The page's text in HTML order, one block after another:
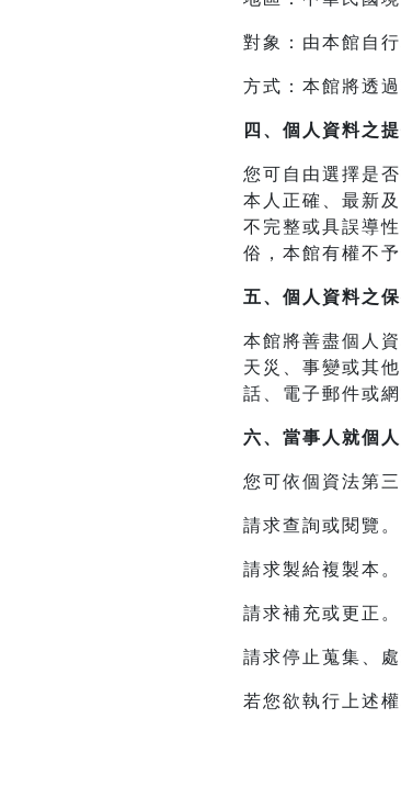
對象：由本館自行
方式：本館將透
四、 個人資料之
您可自由選擇是
本人正確、最新
不完整或具誤導
俗，本館有權不
五、個人資料之
本館將善盡個人
天災、事變或其
話、電子郵件或
六、當事人就個
您可依個資法第
請求查詢或閱覽。
請求製給複製本。
請求補充或更正。
請求停止蒐集、
若您欲執行上述